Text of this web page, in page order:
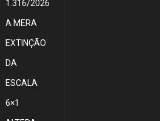
1.316/2026
A MERA
EXTINÇÃO
DA
ESCALA
6×1